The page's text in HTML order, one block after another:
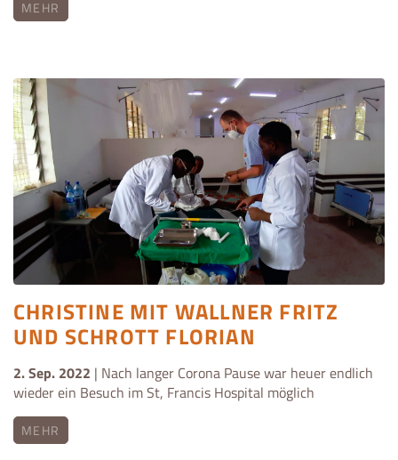
MEHR
CHRISTINE MIT WALLNER FRITZ
UND SCHROTT FLORIAN
2. Sep. 2022 | Nach langer Corona Pause war heuer endlich
wieder ein Besuch im St, Francis Hospital möglich
MEHR